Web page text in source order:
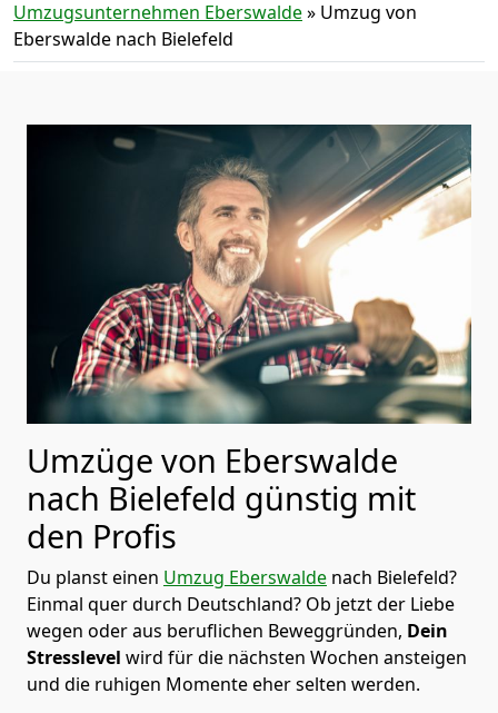
Umzugsunternehmen Eberswalde» Umzug von
Eberswalde nach Bielefeld
Umzüge von Eberswalde
nach Bielefeld günstig mit
den Profis
Du planst einen Umzug Eberswalde nach Bielefeld?
Einmal quer durch Deutschland? Ob jetzt der Liebe
wegen oder aus beruflichen Beweggründen, Dein
Stresslevel wird für die nächsten Wochen ansteigen
und die ruhigen Momente eher selten werden.